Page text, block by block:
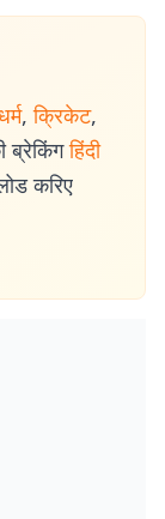
, क्रिकेट,
ब्रेकिंग हिंदी
करिए